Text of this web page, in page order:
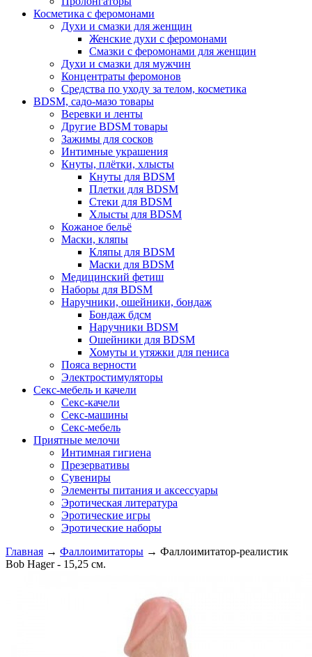
Косметика с феромонами
Духи и смазки для женщин
Женские духи с феромонами
Смазки с феромонами для женщин
Духи и смазки для мужчин
Концентраты феромонов
Средства по уходу за телом, косметика
BDSM, садо-мазо товары
Веревки и ленты
Другие BDSM товары
Зажимы для сосков
Интимные украшения
Кнуты, плётки, хлысты
Кнуты для BDSM
Плетки для BDSM
Стеки для BDSM
Хлысты для BDSM
Кожаное бельё
Маски, кляпы
Кляпы для BDSM
Маски для BDSM
Медицинский фетиш
Наборы для BDSM
Наручники, ошейники, бондаж
Бондаж бдсм
Наручники BDSM
Ошейники для BDSM
Хомуты и утяжки для пениса
Пояса верности
Электростимуляторы
Секс-мебель и качели
Секс-качели
Секс-машины
Секс-мебель
Приятные мелочи
Интимная гигиена
Презервативы
Сувениры
Элементы питания и аксессуары
Эротическая литература
Эротические игры
Эротические наборы
Главная → Фаллоимитаторы → Фаллоимитатор-реалистик
Bob Hager - 15,25 см.